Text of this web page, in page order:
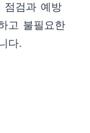
점검과 예방
고 불필요한
다.